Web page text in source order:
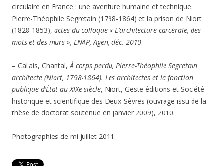
circulaire en France : une aventure humaine et technique.
Pierre-Théophile Segretain (1798-1864) et la prison de Niort
(1828-1853), actes du colloque « L’architecture carcérale, des
mots et des murs », ENAP, Agen, déc. 2010.
– Callais, Chantal, À corps perdu, Pierre-Théophile Segretain
architecte (Niort, 1798-1864). Les architectes et la fonction
publique d’État au XIXe siècle, Niort, Geste éditions et Société
historique et scientifique des Deux-Sèvres (ouvrage issu de la
thèse de doctorat soutenue en janvier 2009), 2010.
Photographies de mi juillet 2011.